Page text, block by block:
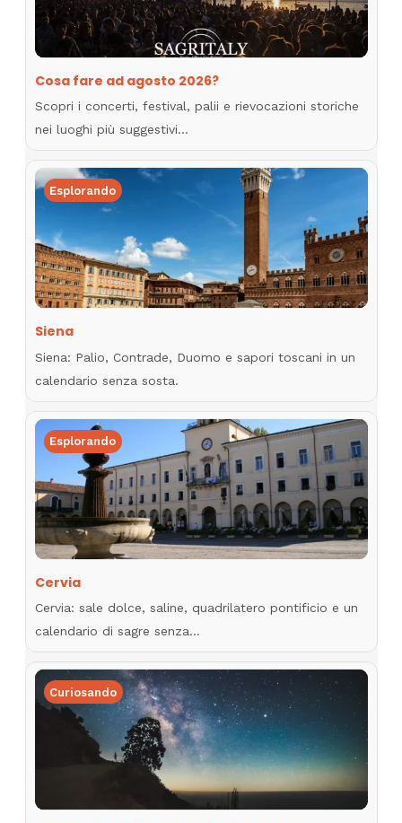
Cosa fare ad agosto 2026?
Scopri i concerti, festival, palii e rievocazioni storiche
nei luoghi più suggestivi…
Esplorando
Siena
Siena: Palio, Contrade, Duomo e sapori toscani in un
calendario senza sosta.
Esplorando
Cervia
Cervia: sale dolce, saline, quadrilatero pontificio e un
calendario di sagre senza…
Curiosando